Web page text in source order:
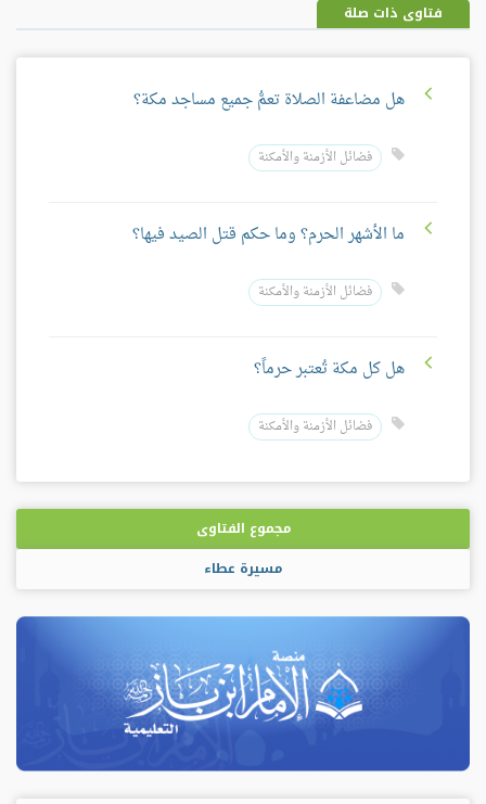
فتاوى ذات صلة
هل مضاعفة الصلاة تعمُّ جميع مساجد مكة؟
فضائل الأزمنة والأمكنة
ما الأشهر الحرم؟ وما حكم قتل الصيد فيها؟
فضائل الأزمنة والأمكنة
هل كل مكة تُعتبر حرماً؟
فضائل الأزمنة والأمكنة
مجموع الفتاوى
مسيرة عطاء